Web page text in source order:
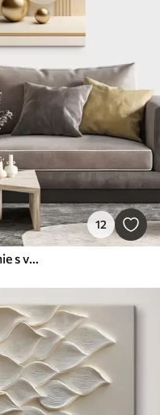
12
Abstraktné béžové moderné umenie s vertikálnymi čiarami a guľami